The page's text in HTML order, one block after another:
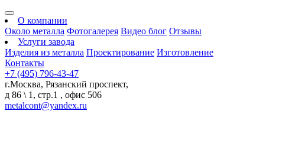
О компании
Около металла Фотогалерея Видео блог Отзывы
Услуги завода
Изделия из металла Проектирование Изготовление
Контакты
+7 (495) 796-43-47
г.Москва, Рязанский проспект,
д 86 \ 1, стр.1 , офис 506
metalcont@yandex.ru